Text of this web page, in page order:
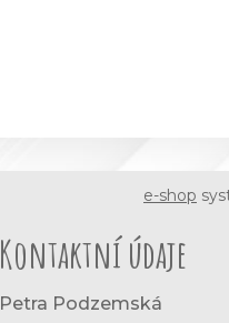
e-shop
Kontaktní údaje
Petra Podzemská